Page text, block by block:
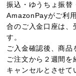
振込・ゆうちょ振替
AmazonPayがご利
合のご入金口座は、
す。
ご入金確認後、商品
ご注文から２週間を
キャンセルとさせて